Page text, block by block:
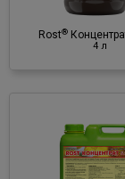
Rost®
4 л
♦
♦ гумінові
10 л